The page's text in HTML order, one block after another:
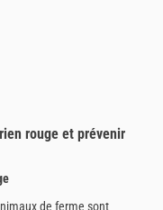
rouge et prévenir
de ferme sont